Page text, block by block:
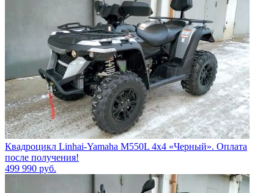
Квадроцикл Linhai-Yamaha M550L 4x4 «Черный». Оплата
после получения!
499 990 руб.